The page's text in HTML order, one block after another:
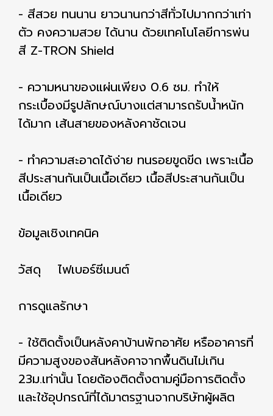
- สีสวย ทนนาน ยาวนานกว่าสีทั่วไปมากกว่าเท่า
ตัว คงความสวย ได้นาน ด้วยเทคโนโลยีการพ่น
สี Z-TRON Shield
- ความหนาของแผ่นเพียง 0.6 ซม. ทำให้
กระเบื้องมีรูปลักษณ์บางแต่สามารถรับน้ำหนัก
ได้มาก เส้นสายของหลังคาชัดเจน
- ทำความสะอาดได้ง่าย ทนรอยขูดขีด เพราะเนื้อ
สีประสานกันเป็นเนื้อเดียว เนื้อสีประสานกันเป็น
เนื้อเดียว
ข้อมูลเชิงเทคนิค
วัสดุ ไฟเบอร์ซีเมนต์
การดูแลรักษา
- ใช้ติดตั้งเป็นหลังคาบ้านพักอาศัย หรืออาคารที่
มีความสูงของสันหลังคาจากพื้นดินไม่เกิน
23ม.เท่านั้น โดยต้องติดตั้งตามคู่มือการติดตั้ง
และใช้อุปกรณ์ที่ได้มาตรฐานจากบริษัทผู้ผลิต